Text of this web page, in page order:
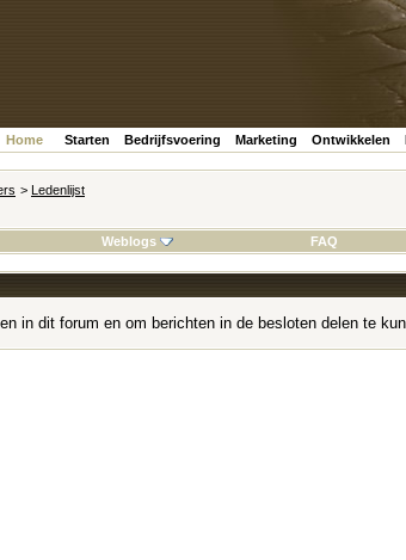
Home Starten Bedrijfsvoering Marketing Ontwikkelen
> Ledenlijst
Weblogs FAQ
in dit forum en om berichten in de besloten delen te